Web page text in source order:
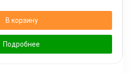
В корзину
Подробнее